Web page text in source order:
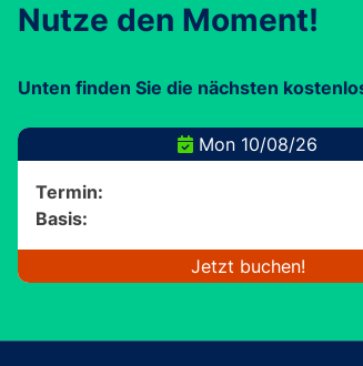
Nutze den Moment!
Unten finden Sie die nächsten
Mon 10/08/26
Termin:
Basis:
Jetzt buchen!